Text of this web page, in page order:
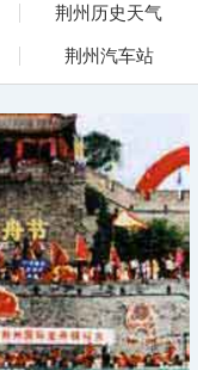
荆州历史天气
荆州汽车站